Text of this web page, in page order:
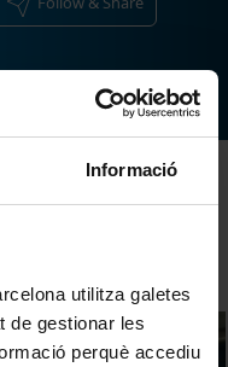
Informació
utilitza galetes
de gestionar les
perquè accediu